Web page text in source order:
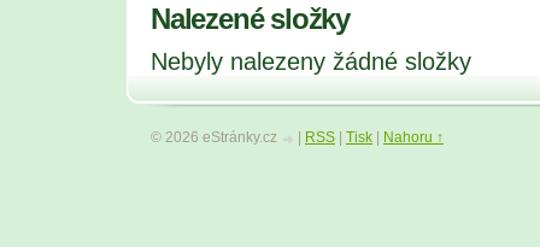
Nalezené složky
Nebyly nalezeny žádné složky
© 2026 eStránky.cz | RSS | Tisk | Nahoru ↑